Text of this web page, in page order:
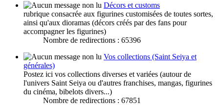
Décors et customs
rubrique consacrée aux figurines customisées de toutes sortes,
ainsi qu'aux dioramas (décors créés par des fans pour
accompagner les figurines)
Nombre de redirections : 65396
Vos collections (Saint Seiya et
générales)
Postez ici vos collections diverses et variées (autour de
l'univers Saint Seiya ou d'autres franchises, mangas, figurines
du cinéma, bibelots divers...)
Nombre de redirections : 67851